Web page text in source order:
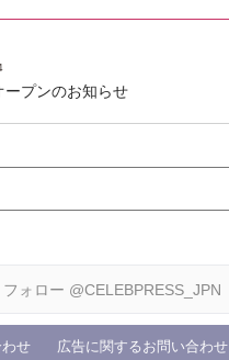
ープンのお知らせ
フォロー @CELEBPRESS_JPN
せ 広告に関するお問い合わせ